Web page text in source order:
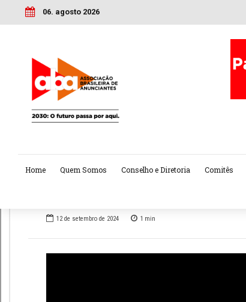
06. agosto 2026
Home Quem Somos Conselho e Diretoria Comitês
12 de setembro de 2024 1 min